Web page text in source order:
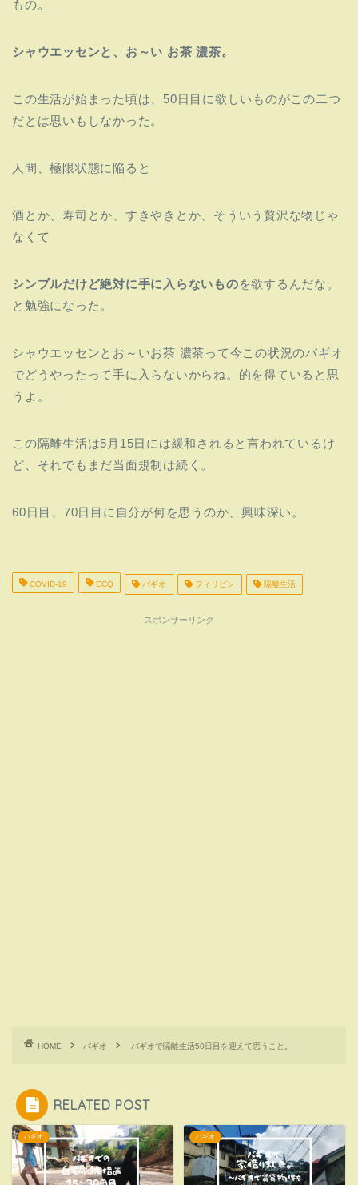
もの。
シャウエッセンと、お～い お茶 濃茶。
この生活が始まった頃は、50日目に欲しいものがこの二つ
だとは思いもしなかった。
人間、極限状態に陥ると
酒とか、寿司とか、すきやきとか、そういう贅沢な物じゃ
なくて
シンプルだけど絶対に手に入らないものを欲するんだな。
と勉強になった。
シャウエッセンとお～いお茶 濃茶って今この状況のバギオ
でどうやったって手に入らないからね。的を得ていると思
うよ。
この隔離生活は5月15日には緩和されると言われているけ
ど、それでもまだ当面規制は続く。
60日目、70日目に自分が何を思うのか、興味深い。
COVID-19 ECQ バギオ フィリピン 隔離生活
スポンサーリンク
HOME バギオ バギオで隔離生活50日目を迎えて思うこと。
RELATED POST
バギオ バギオ